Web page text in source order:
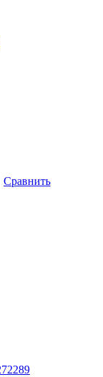
Сравнить